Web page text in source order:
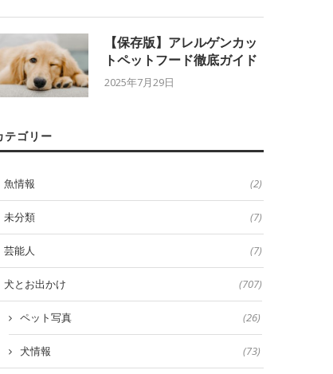
【保存版】アレルゲンカッ
トペットフード徹底ガイド
2025年7月29日
テゴリー
魚情報 (2)
未分類 (7)
芸能人 (7)
犬とお出かけ (707)
ペット写真 (26)
犬情報 (73)